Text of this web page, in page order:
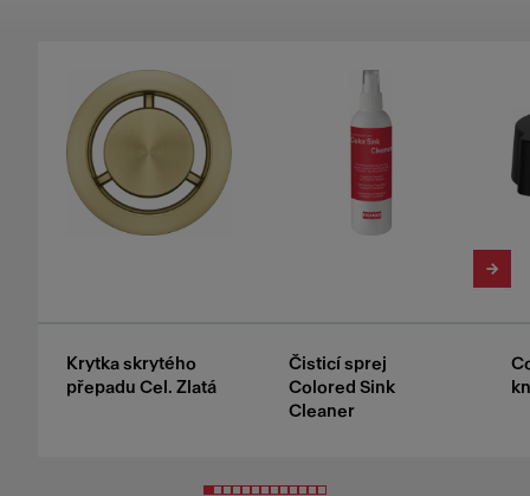
Krytka skrytého
přepadu Cel. Zlatá
Čisticí sprej
Colored Sink
Cleaner